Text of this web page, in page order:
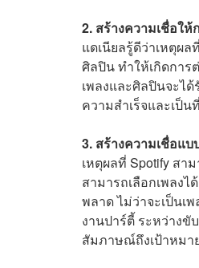
2. สร้างความเชื่อใ
แดเนียลรู้ดีว่าเหตุผ
ศิลปิน ทำให้เกิดการ
เพลงและศิลปินจะไ
ความสำเร็จและเป็
3. สร้างความเชื่อแ
เหตุผลที่ Spotify สา
สามารถเลือกเพลง
พลาด ไม่ว่าจะเป็นเ
งานปาร์ตี้ ระหว่างขั
สัมภาษณ์ถึงเป้าหมา